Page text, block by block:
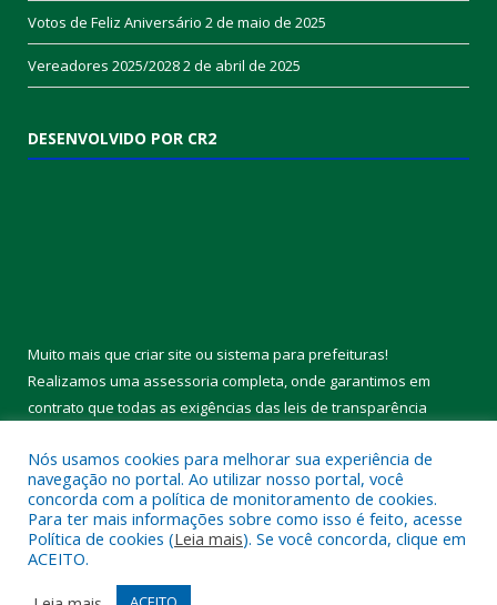
Votos de Feliz Aniversário 2 de maio de 2025
Vereadores 2025/20282 de abril de 2025
DESENVOLVIDO POR CR2
Muito mais que criar site ou sistema para prefeituras!
Realizamos uma assessoria completa, onde garantimos em
contrato que todas as exigências das leis de transparência
Conheça oPNTPe oRadar da Transparência Pública
Todos os direitos reservados a Câmara Municipal de Melgaço.
Nós usamos cookies para melhorar sua experiência de
navegação no portal. Ao utilizar nosso portal, você
concorda com a política de monitoramento de cookies.
Para ter mais informações sobre como isso é feito, acesse
Política de cookies (Leia mais). Se você concorda, clique em
ACEITO.